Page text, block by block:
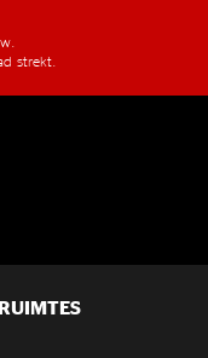
strekt.